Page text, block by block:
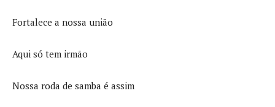
Fortalece a nossa união
Aqui só tem irmão
Nossa roda de samba é assim